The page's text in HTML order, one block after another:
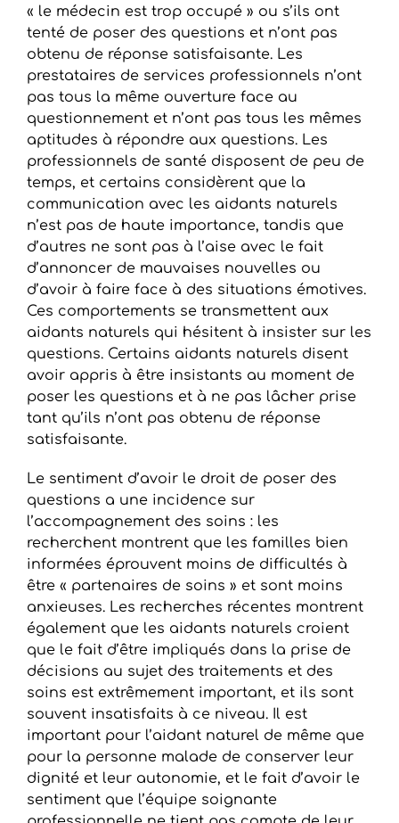
« le médecin est trop occupé » ou s’ils ont
tenté de poser des questions et n’ont pas
obtenu de réponse satisfaisante. Les
prestataires de services professionnels n’ont
pas tous la même ouverture face au
questionnement et n’ont pas tous les mêmes
aptitudes à répondre aux questions. Les
professionnels de santé disposent de peu de
temps, et certains considèrent que la
communication avec les aidants naturels
n’est pas de haute importance, tandis que
d’autres ne sont pas à l’aise avec le fait
d’annoncer de mauvaises nouvelles ou
d’avoir à faire face à des situations émotives.
Ces comportements se transmettent aux
aidants naturels qui hésitent à insister sur les
questions. Certains aidants naturels disent
avoir appris à être insistants au moment de
poser les questions et à ne pas lâcher prise
tant qu’ils n’ont pas obtenu de réponse
satisfaisante.
Le sentiment d’avoir le droit de poser des
questions a une incidence sur
l’accompagnement des soins : les
recherchent montrent que les familles bien
informées éprouvent moins de difficultés à
être « partenaires de soins » et sont moins
anxieuses. Les recherches récentes montrent
également que les aidants naturels croient
que le fait d’être impliqués dans la prise de
décisions au sujet des traitements et des
soins est extrêmement important, et ils sont
souvent insatisfaits à ce niveau. Il est
important pour l’aidant naturel de même que
pour la personne malade de conserver leur
dignité et leur autonomie, et le fait d’avoir le
sentiment que l’équipe soignante